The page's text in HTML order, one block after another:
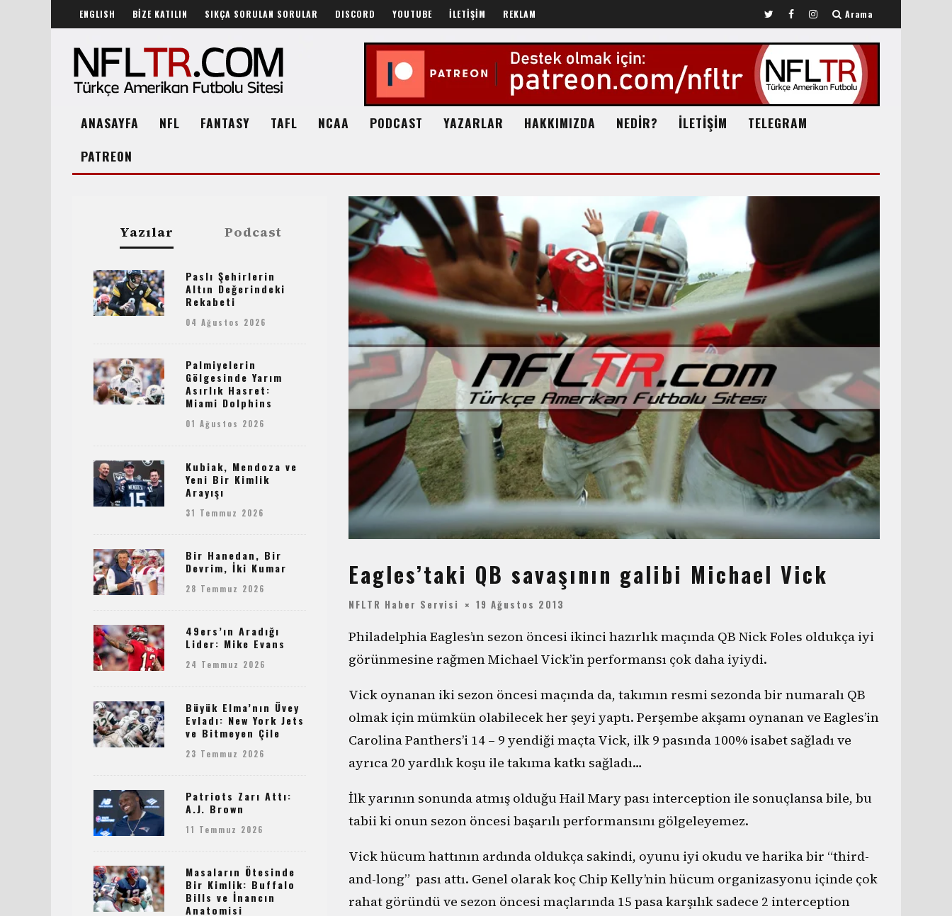
ENGLISH BİZE KATILIN SIKÇA SORULAN SORULAR DISCORD YOUTUBE İLETİŞİM REKLAM Arama
ANASAYFA NFL FANTASY TAFL NCAA PODCAST YAZARLAR HAKKIMIZDA NEDİR? İLETİŞİM
TELEGRAM
PATREON
Eagles’taki QB savaşının galibi Michael Vick
NFLTR Haber Servisi 19 Ağustos 2013
Philadelphia Eagles’ın sezon öncesi ikinci hazırlık maçında QB Nick Foles oldukça iyi
görünmesine rağmen Michael Vick’in performansı çok daha iyiydi.
Vick oynanan iki sezon öncesi maçında da, takımın resmi sezonda bir numaralı QB
olmak için mümkün olabilecek her şeyi yaptı. Perşembe akşamı oynanan ve Eagles’in
Carolina Panthers’i 14 – 9 yendiği maçta Vick, ilk 9 pasında 100% isabet sağladı ve
ayrıca 20 yardlık koşu ile takıma katkı sağladı…
İlk yarının sonunda atmış olduğu Hail Mary pası interception ile sonuçlansa bile, bu
tabii ki onun sezon öncesi başarılı performansını gölgeleyemez.
Vick hücum hattının ardında oldukça sakindi, oyunu iyi okudu ve harika bir “third-
and-long” pası attı. Genel olarak koç Chip Kelly’nin hücum organizasyonu içinde çok
rahat göründü ve sezon öncesi maçlarında 15 pasa karşılık sadece 2 interception
Yazılar Podcast
Paslı Şehirlerin
Altın Değerindeki
Rekabeti
04 Ağustos 2026
Palmiyelerin
Gölgesinde Yarım
Asırlık Hasret:
Miami Dolphins
01 Ağustos 2026
Kubiak, Mendoza ve
Yeni Bir Kimlik
Arayışı
31 Temmuz 2026
Bir Hanedan, Bir
Devrim, İki Kumar
28 Temmuz 2026
49ers’ın Aradığı
Lider: Mike Evans
24 Temmuz 2026
Büyük Elma’nın Üvey
Evladı: New York Jets
ve Bitmeyen Çile
23 Temmuz 2026
Patriots Zarı Attı:
A.J. Brown
11 Temmuz 2026
Masaların Ötesinde
Bir Kimlik: Buffalo
Bills ve İnancın
Anatomisi